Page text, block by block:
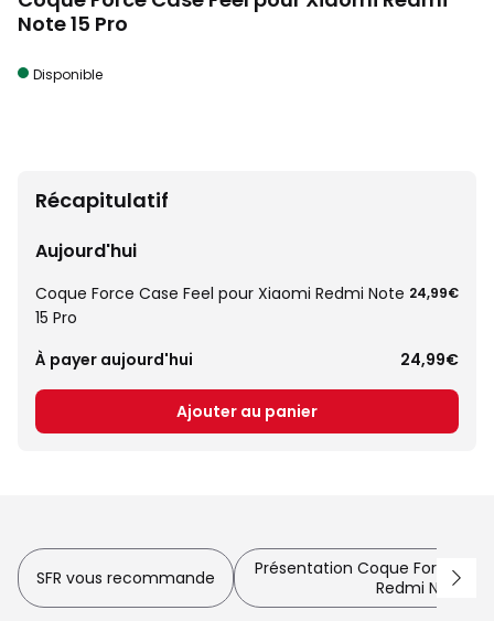
Note 15 Pro
Disponible
Récapitulatif
Aujourd'hui
Coque Force Case Feel pour Xiaomi Redmi Note
15 Pro
24,99€
À payer aujourd'hui 24,99€
Ajouter au panier
SFR vous recommande
Présentation Coque Force
Redmi Note 15